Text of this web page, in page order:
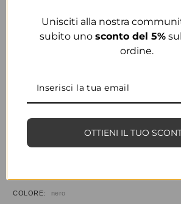
INFORMAZIONI AGGIUNTIVE
COLORE nero
Unisciti alla nostra
subito uno sconto del 5%
ordine.
OTTIENI IL TUO